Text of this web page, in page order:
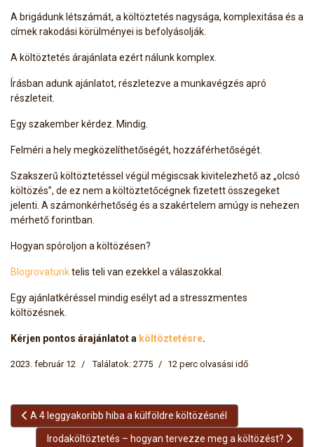
A brigádunk létszámát, a költöztetés nagysága, komplexitása és a
címek rakodási körülményei is befolyásolják.
A költöztetés árajánlata ezért nálunk komplex.
Írásban adunk ajánlatot, részletezve a munkavégzés apró
részleteit.
Egy szakember kérdez. Mindig.
Felméri a hely megközelíthetőségét, hozzáférhetőségét.
Szakszerű költöztetéssel végül mégiscsak kivitelezhető az „olcsó
költözés”, de ez nem a költöztetőcégnek fizetett összegeket
jelenti. A számonkérhetőség és a szakértelem amúgy is nehezen
mérhető forintban.
Hogyan spóroljon a költözésen?
Blogrovatunktelis teli van ezekkel a válaszokkal.
Egy ajánlatkéréssel mindig esélyt ad a stresszmentes
költözésnek.
Kérjen pontos árajánlatot a költöztetésre.
2023. február 12 Találatok: 2775 12 perc olvasási idő
Előző cikk: A 4 leggyakoribb hiba a külföldre költözésnél
A 4 leggyakoribb hiba a külföldre költözésnél
Következő cikk: Irodaköltöztetés – hogyan tervezze meg a
Irodaköltöztetés – hogyan tervezze meg a költözést?